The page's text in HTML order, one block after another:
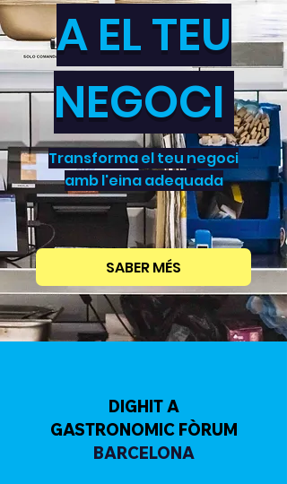
A EL TEU
NEGOCI
Transforma el teu negoci
amb l'eina adequada
SABER MÉS
DIGHIT A
GASTRONOMIC FÒRUM
BARCELONA